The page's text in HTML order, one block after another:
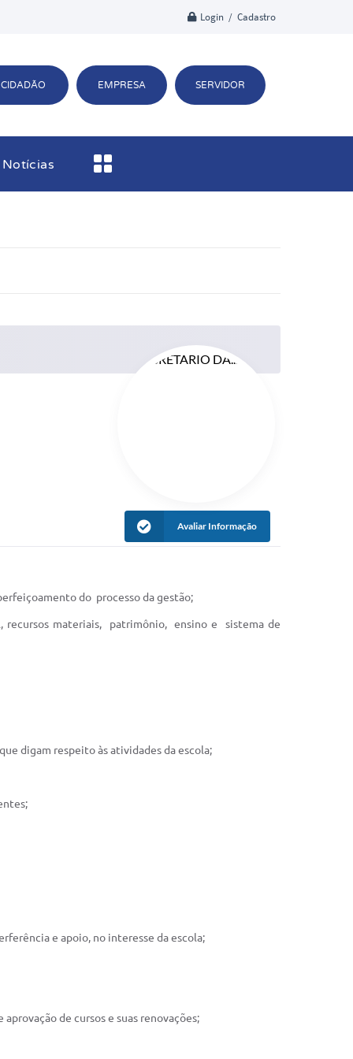
Login / Cadastro
CIDADÃO EMPRESA SERVIDOR
Notícias
Avaliar Informação
do processo da gestão;
recursos materiais, patrimônio, ensino e sistema de
digam respeito às atividades da escola;
e apoio, no interesse da escola;
de cursos e suas renovações;